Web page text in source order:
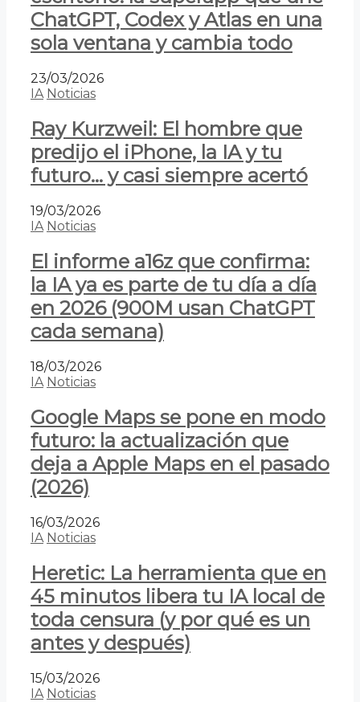
ChatGPT, Codex y Atlas en una
sola ventana y cambia todo
23/03/2026
IA Noticias
Ray Kurzweil: El hombre que
predijo el iPhone, la IA y tu
futuro… y casi siempre acertó
19/03/2026
IA Noticias
El informe a16z que confirma:
la IA ya es parte de tu día a día
en 2026 (900M usan ChatGPT
cada semana)
18/03/2026
IA Noticias
Google Maps se pone en modo
futuro: la actualización que
deja a Apple Maps en el pasado
(2026)
16/03/2026
IA Noticias
Heretic: La herramienta que en
45 minutos libera tu IA local de
toda censura (y por qué es un
antes y después)
15/03/2026
IA Noticias